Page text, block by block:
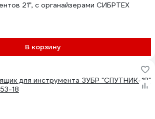
21”, с органайзерами СИБРТЕХ
В корзину